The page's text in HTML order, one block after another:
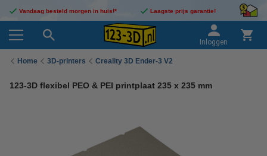
Vandaag besteld morgen in huis!* Laagste prijs garantie!
Inloggen
Home 3D-printers Creality 3D Ender-3 V2
123-3D flexibel PEO & PEI printplaat 235 x 235 mm